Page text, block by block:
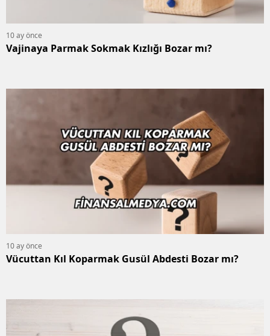
10 ay önce
Vajinaya Parmak Sokmak Kızlığı Bozar mı?
10 ay önce
Vücuttan Kıl Koparmak Gusül Abdesti Bozar mı?